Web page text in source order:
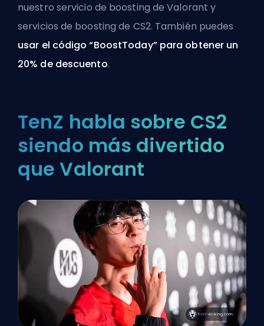
nuestro servicio de boosting de Valorant y
servicios de boosting de CS2. También puedes
usar el código “BoostToday” para obtener un
20% de descuento.
TenZ habla sobre CS2
siendo más divertido
que Valorant